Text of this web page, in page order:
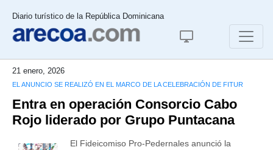
Diario turístico de la República Dominicana
21 enero, 2026
EL ANUNCIO SE REALIZÓ EN EL MARCO DE LA CELEBRACIÓN DE FITUR
Entra en operación Consorcio Cabo
Rojo liderado por Grupo Puntacana
El Fideicomiso Pro-Pedernales anunció la